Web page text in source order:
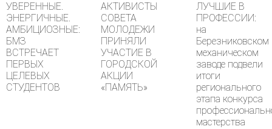
УВЕРЕННЫЕ.
ЭНЕРГИЧНЫЕ.
АМБИЦИОЗНЫЕ:
БМЗ
ВСТРЕЧАЕТ
ПЕРВЫХ
ЦЕЛЕВЫХ
СТУДЕНТОВ
АКТИВИСТЫ
СОВЕТА
МОЛОДЕЖИ
ПРИНЯЛИ
УЧАСТИЕ В
ГОРОДСКОЙ
АКЦИИ
«ПАМЯТЬ»
ЛУЧШИЕ В
ПРОФЕССИИ:
на
Березниковском
механическом
заводе подвели
итоги
регионального
этапа конкурса
мастерства